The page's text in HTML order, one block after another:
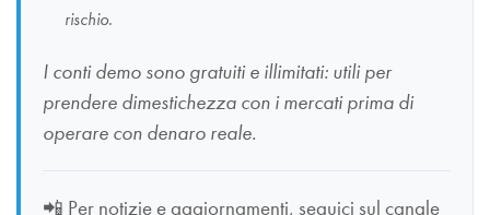
rischio.
I conti demo sono gratuiti e illimitati: utili per
prendere dimestichezza con i mercati prima di
operare con denaro reale.
📲 Per notizie e aggiornamenti, seguici sul canale